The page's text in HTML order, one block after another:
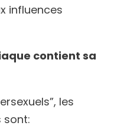
influences
contient sa
les
sont: